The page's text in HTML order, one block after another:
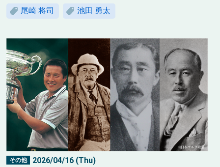
尾崎 将司 池田 勇太
その他 2026/04/16 (Thu)